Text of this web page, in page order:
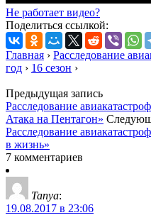
Не работает видео?
Поделиться ссылкой:
Главная › Расследование
год › 16 сезон ›
Предыдущая запись
Расследование
Атака на Пентагон»
Расследование
в жизнь»
7 комментариев
Tanya:
19.08.2017 в 23:06